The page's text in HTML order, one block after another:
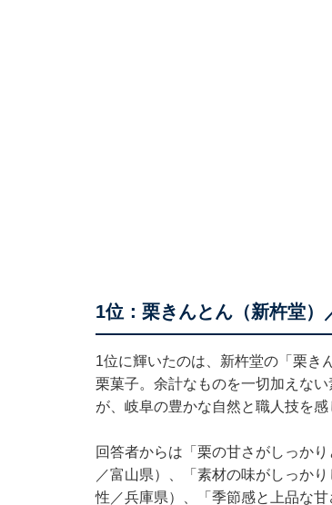
1位：栗きんとん（新杵堂）
1位に輝いたのは、新杵堂の「栗き
栗菓子。余計なものを一切加えな
が、岐阜の豊かな自然と職人技を
回答者からは「栗の甘さがしっか
／富山県）、「素材の味がしっか
性／兵庫県）、「季節感と上品な